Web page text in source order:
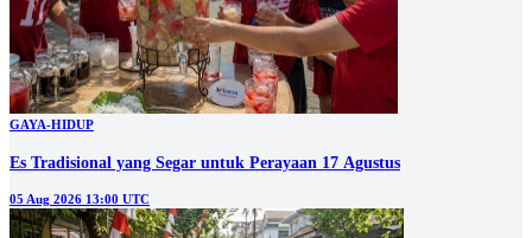
GAYA-HIDUP
Es Tradisional yang Segar untuk Perayaan 17 Agustus
05 Aug 2026 13:00 UTC